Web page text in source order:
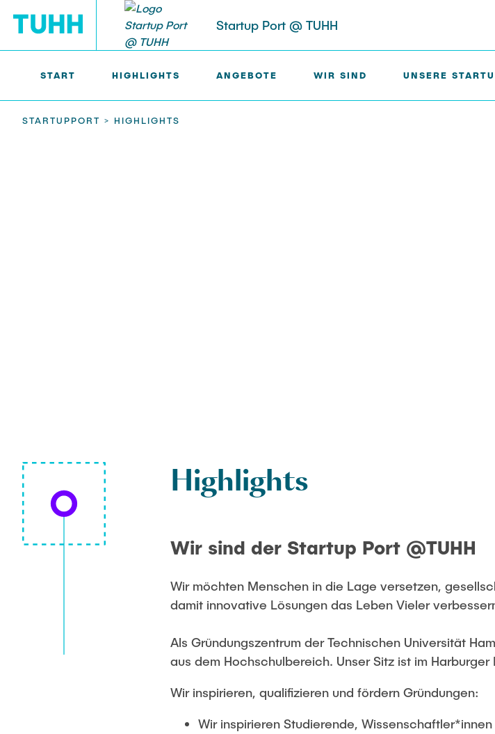
Startup Port @ TUHH
START HIGHLIGHTS ANGEBOTE WIR SIND UNSERE
STARTUPPORT > HIGHLIGHTS
Highlights
Wir sind der Startup Port @TUHH
Wir möchten Menschen in die Lage versetzen,
damit innovative Lösungen das Leben Vieler
Als Gründungszentrum der Technischen Universität
aus dem Hochschulbereich. Unser Sitz ist im Harburger
Wir inspirieren, qualifizieren und fördern Gründungen:
Wir inspirieren Studierende,